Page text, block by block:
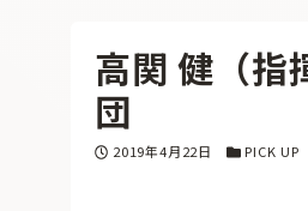
高関 健（指
団
投稿日
2019年4月22日 カテゴリー
PICK UP